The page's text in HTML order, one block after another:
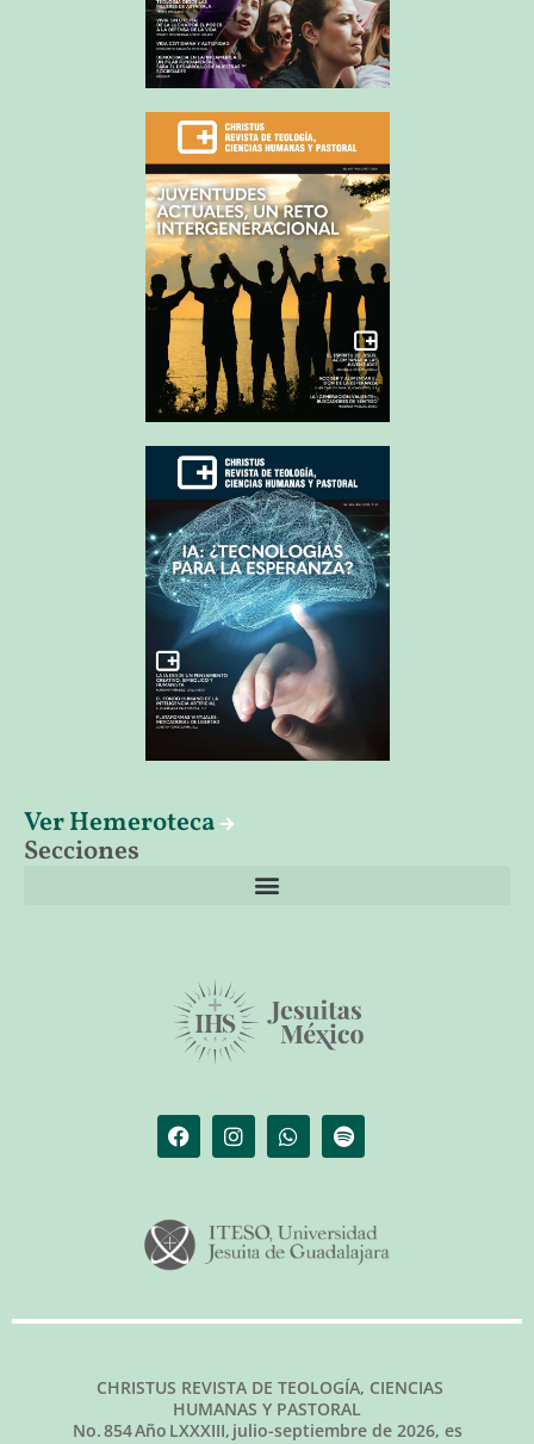
Ver Hemeroteca
Secciones
CHRISTUS REVISTA DE TEOLOGÍA, CIENCIAS
HUMANAS Y PASTORAL
No.854Año LXXXIII, julio-septiembre de 2026, es